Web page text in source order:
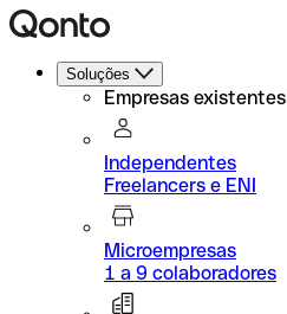
Soluções
Empresas existentes
Independentes
Freelancers e ENI
Microempresas
1 a 9 colaboradores